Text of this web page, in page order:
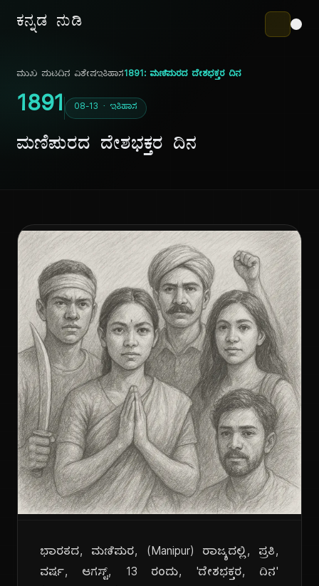
ಕನ್ನಡ ನುಡಿ
ಮುಖ ಪುಟದಿನ ವಿಶೇಷಇತಿಹಾಸ1891: ಮಣಿಪುರದ ದೇಶಭಕ್ತರ ದಿನ
1891 08-13 · ಇತಿಹಾಸ
ಮಣಿಪುರದ ದೇಶಭಕ್ತರ ದಿನ
ಭಾರತದ, ಮಣಿಪುರ, (Manipur) ರಾಜ್ಯದಲ್ಲಿ, ಪ್ರತಿ,
ವರ್ಷ, ಆಗಸ್ಟ್, 13 ರಂದು, 'ದೇಶಭಕ್ತರ, ದಿನ'